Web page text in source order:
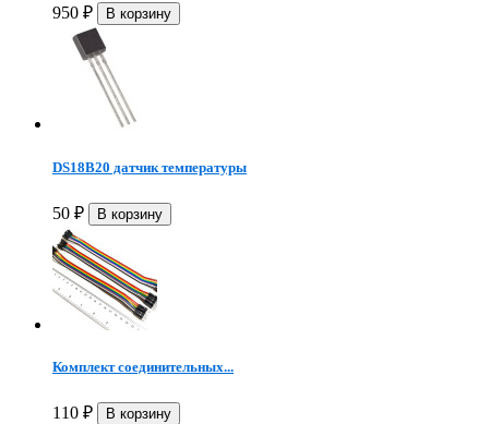
950 ₽
DS18B20 датчик температуры
50 ₽
Комплект соединительных...
110 ₽